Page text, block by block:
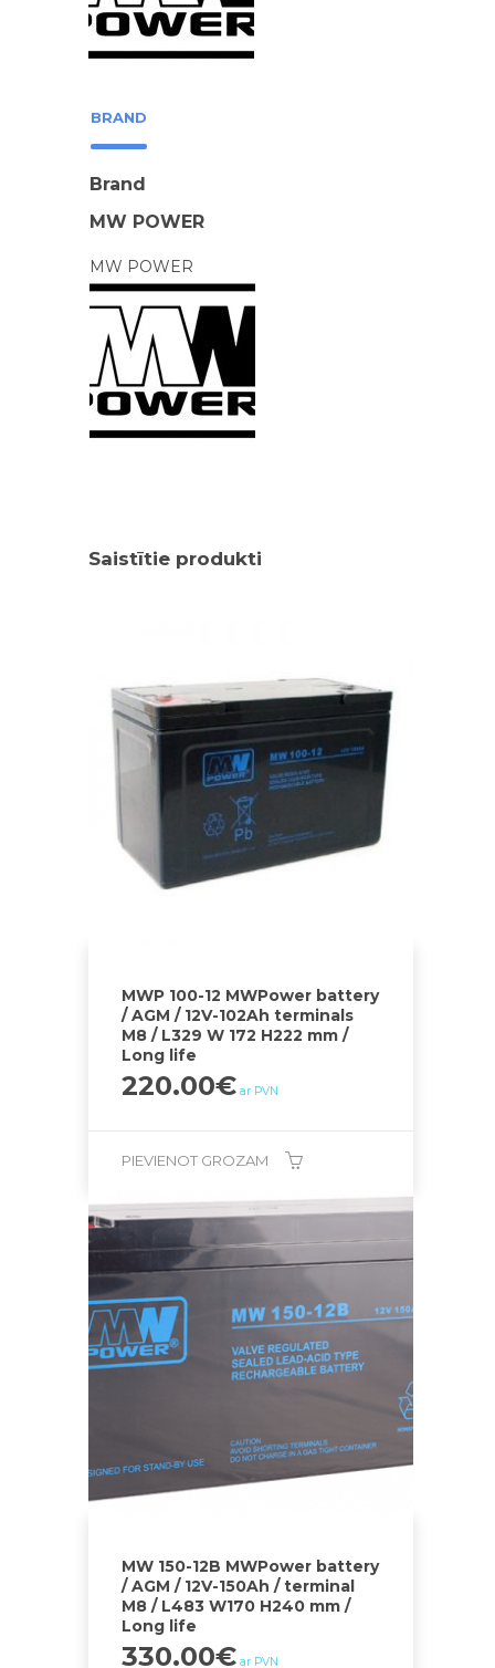
BRAND
Brand
MW POWER
MW POWER
Saistītie produkti
MWP 100-12 MWPower battery
/ AGM / 12V-102Ah terminals
M8 / L329 W 172 H222 mm /
Long life
220.00€ ar PVN
PIEVIENOT GROZAM
MW 150-12B MWPower battery
/ AGM / 12V-150Ah / terminal
M8 / L483 W170 H240 mm /
Long life
330.00€ ar PVN